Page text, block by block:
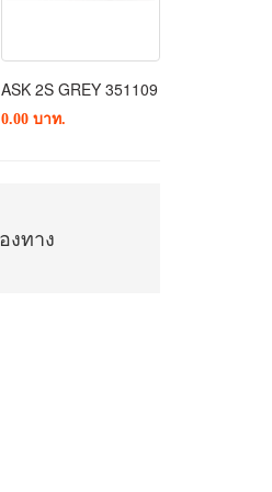
ASK 2S GREY 351109
0.00 บาท.
งทาง